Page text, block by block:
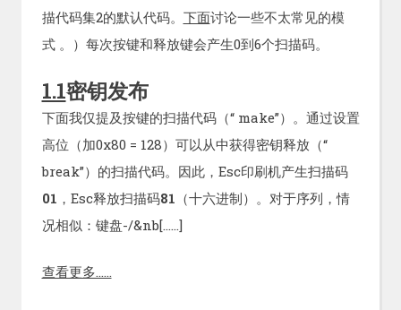
描代码集2的默认代码。 下面讨论一些不太常见的模
式 。）每次按键和释放键会产生0到6个扫描码。
1.1密钥发布
下面我仅提及按键的扫描代码（“ make”）。通过设置
高位（加0x80 = 128）可以从中获得密钥释放（“
break”）的扫描代码。因此，Esc印刷机产生扫描码
01 ，Esc释放扫描码81 （十六进制）。对于序列，情
况相似：键盘-/&nb[……]
查看更多……